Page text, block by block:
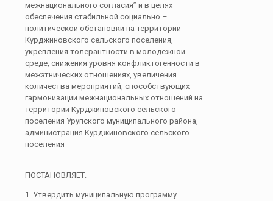
межнационального согласия” и в целях
обеспечения стабильной социально –
политической обстановки на территории
Курджиновского сельского поселения,
укрепления толерантности в молодёжной
среде, снижения уровня конфликтогенности в
межэтнических отношениях, увеличения
количества мероприятий, способствующих
гармонизации межнациональных отношений на
территории Курджиновского сельского
поселения Урупского муниципального района,
администрация Курджиновского сельского
поселения
ПОСТАНОВЛЯЕТ:
1. Утвердить муниципальную программу